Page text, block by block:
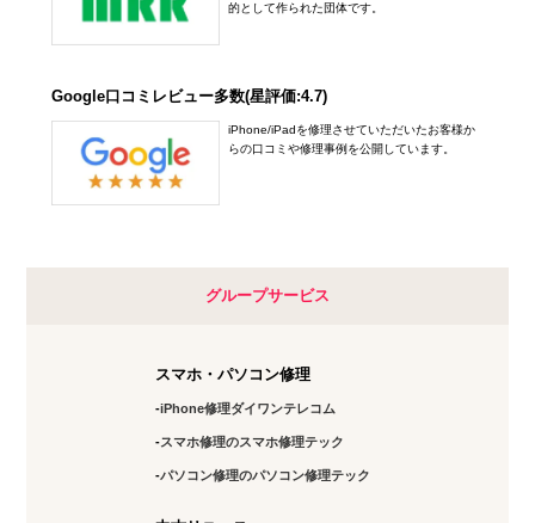
的として作られた団体です。
Google口コミレビュー多数(星評価:4.7)
iPhone/iPadを修理させていただいたお客様か
らの口コミや修理事例を公開しています。
グループサービス
スマホ・パソコン修理
iPhone修理ダイワンテレコム
スマホ修理のスマホ修理テック
パソコン修理のパソコン修理テック